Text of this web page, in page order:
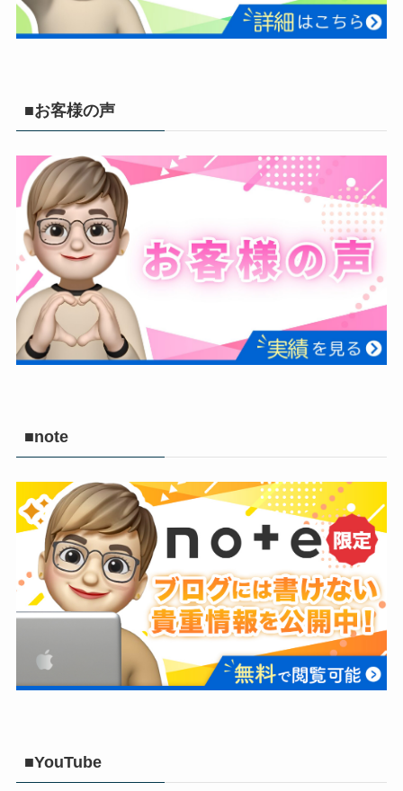
■お客様の声
■note
■YouTube